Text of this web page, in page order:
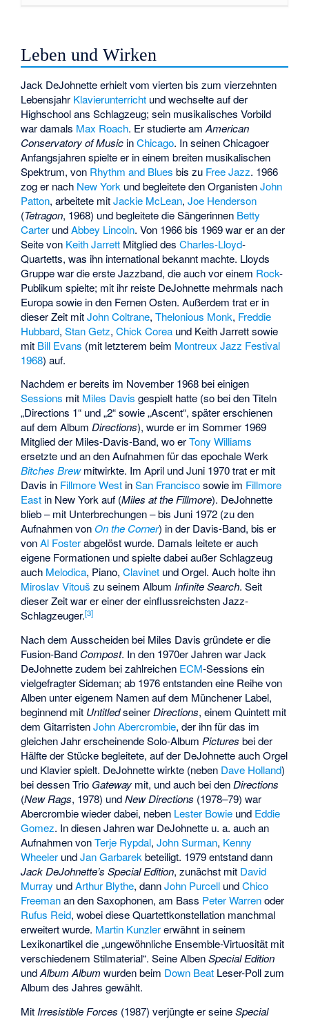
Leben und Wirken
Jack DeJohnette erhielt vom vierten bis zum vierzehnten
Lebensjahr Klavierunterricht und wechselte auf der
Highschool ans Schlagzeug; sein musikalisches Vorbild
war damals Max Roach. Er studierte amAmerican
Conservatory of Music inChicago. In seinen Chicagoer
Anfangsjahren spielte er in einem breiten musikalischen
Spektrum, von Rhythm and Blues bis zu Free Jazz. 1966
zog er nach New York und begleitete den OrganistenJohn
Patton, arbeitete mitJackie McLean,Joe Henderson
(Tetragon, 1968) und begleitete die Sängerinnen Betty
Carter undAbbey Lincoln. Von 1966 bis 1969 war er an der
Seite von Keith Jarrett Mitglied desCharles-Lloyd-
Quartetts, was ihn international bekannt machte. Lloyds
Gruppe war die erste Jazzband, die auch vor einem Rock-
Publikum spielte; mit ihr reiste DeJohnette mehrmals nach
Europa sowie in den Fernen Osten. Außerdem trat er in
dieser Zeit mitJohn Coltrane,Thelonious Monk, Freddie
Hubbard,Stan Getz,Chick Corea und Keith Jarrett sowie
mit Bill Evans (mit letzterem beim Montreux Jazz Festival
1968) auf.
Nachdem er bereits im November 1968 bei einigen
Sessions mit Miles Davis gespielt hatte (so bei den Titeln
„Directions 1“ und „2“ sowie „Ascent“, später erschienen
auf dem AlbumDirections), wurde er im Sommer 1969
Mitglied der Miles-Davis-Band, wo erTony Williams
ersetzte und an den Aufnahmen für das epochale Werk
Bitches Brewmitwirkte. Im April und Juni 1970 trat er mit
Davis in Fillmore West inSan Franciscosowie im Fillmore
East in New York auf (Miles at the Fillmore). DeJohnette
blieb – mit Unterbrechungen – bis Juni 1972 (zu den
Aufnahmen vonOn the Corner) in der Davis-Band, bis er
vonAl Fosterabgelöst wurde. Damals leitete er auch
eigene Formationen und spielte dabei außer Schlagzeug
auch Melodica, Piano,Clavinet und Orgel. Auch holte ihn
Miroslav Vitouš zu seinem AlbumInfinite Search. Seit
dieser Zeit war er einer der einflussreichsten Jazz-
Schlagzeuger.[3]
Nach dem Ausscheiden bei Miles Davis gründete er die
Fusion-Band Compost. In den 1970er Jahren war Jack
DeJohnette zudem bei zahlreichen ECM-Sessions ein
vielgefragter Sideman; ab 1976 entstanden eine Reihe von
Alben unter eigenem Namen auf dem Münchener Label,
beginnend mit UntitledseinerDirections, einem Quintett mit
dem GitarristenJohn Abercrombie, der ihn für das im
gleichen Jahr erscheinende Solo-Album Pictures bei der
Hälfte der Stücke begleitete, auf der DeJohnette auch Orgel
und Klavier spielt. DeJohnette wirkte (neben Dave Holland)
bei dessen Trio Gateway mit, und auch bei denDirections
(New Rags, 1978) undNew Directions (1978–79) war
Abercrombie wieder dabei, neben Lester Bowie und Eddie
Gomez. In diesen Jahren war DeJohnette u. a. auch an
Aufnahmen vonTerje Rypdal,John Surman, Kenny
Wheeler undJan Garbarek beteiligt. 1979 entstand dann
Jack DeJohnette’s Special Edition, zunächst mit David
Murray undArthur Blythe, dannJohn Purcell undChico
Freemanan den Saxophonen, am Bass Peter Warrenoder
Rufus Reid, wobei diese Quartettkonstellation manchmal
erweitert wurde. Martin Kunzlererwähnt in seinem
Lexikonartikel die „ungewöhnliche Ensemble-Virtuosität mit
verschiedenem Stilmaterial“. Seine AlbenSpecial Edition
undAlbum Album wurden beim Down Beat Leser-Poll zum
Album des Jahres gewählt.
Mit Irresistible Forces (1987) verjüngte er seineSpecial